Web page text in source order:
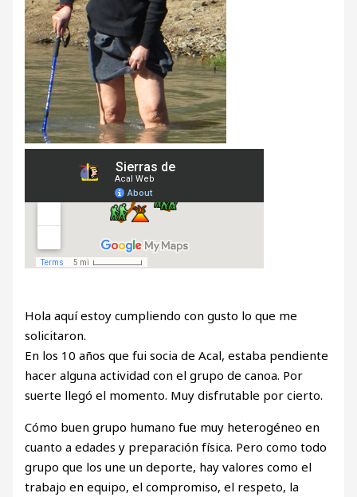
Hola aquí estoy cumpliendo con gusto lo que me
solicitaron.
En los 10 años que fui socia de Acal, estaba pendiente
hacer alguna actividad con el grupo de canoa. Por
suerte llegó el momento. Muy disfrutable por cierto.
Cómo buen grupo humano fue muy heterogéneo en
cuanto a edades y preparación física. Pero como todo
grupo que los une un deporte, hay valores como el
trabajo en equipo, el compromiso, el respeto, la